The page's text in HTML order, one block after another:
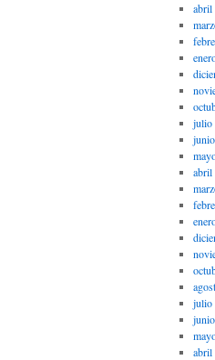
abril
julio
abril
julio
abril